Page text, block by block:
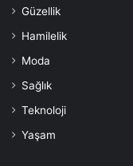
Güzellik
Hamilelik
Moda
Sağlık
Teknoloji
Yaşam